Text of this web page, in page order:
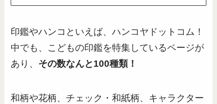
印鑑やハンコといえば、ハンコヤドットコム！
中でも、こどもの印鑑を特集しているページが
あり、 その数なんと100種類！
和柄や花柄、チェック・和紙柄、キャラクター